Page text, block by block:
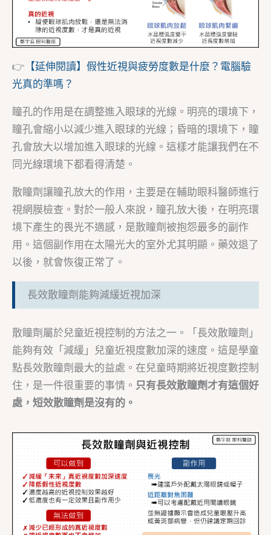
👉 【延伸閱讀】假性近視與疲勞度數是什麼？電腦驗
光真的準嗎？
瞳孔的作用是在調整進入眼球的光線。明亮的環境下，
瞳孔會縮小以減少進入眼球的光線；昏暗的環境下，瞳
孔會放大以增加進入眼球的光線。這樣才能讓我們在不
同光線環境下都看得清楚。
散瞳劑讓瞳孔放大的作用，主要是在輔助眼科醫師進行
視網膜檢查。對於一般人來說，瞳孔放大後，在明亮環
境下產生的畏光不適感，是散瞳劑被抱怨最多的副作
用。這個副作用在太陽光大的室外尤其明顯。藥效退了
以後，就會恢復正常了。
長效散瞳劑能夠減緩近視加深
散瞳劑屬於兒童近視控制的方法之一。「長效散瞳劑」
能夠有效「減緩」兒童近視度數加深的速度。這是學童
點長效散瞳劑最大的益處。在兒童時期將近視度數控制
住，是一件很重要的事情。 只有長效散瞳劑才有這個好
處，短效散瞳劑是沒有的。